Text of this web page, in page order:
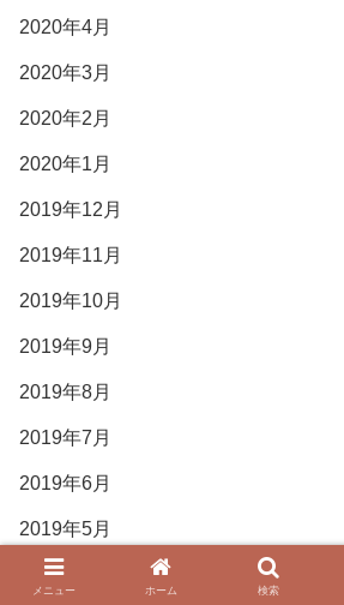
2020年4月
2020年3月
2020年2月
2020年1月
2019年12月
2019年11月
2019年10月
2019年9月
2019年8月
2019年7月
2019年6月
2019年5月
2019年4月
メニュー ホーム 検索